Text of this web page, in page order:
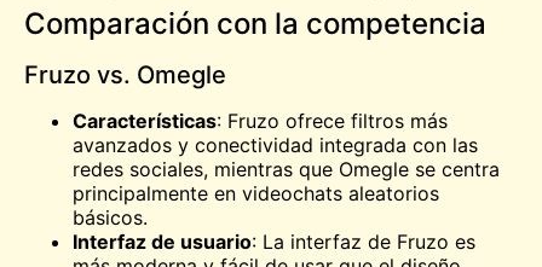
Comparación con la competencia
Fruzo vs. Omegle
Características: Fruzo ofrece filtros más
avanzados y conectividad integrada con las
redes sociales, mientras que Omegle se centra
principalmente en videochats aleatorios
básicos.
Interfaz de usuario: La interfaz de Fruzo es